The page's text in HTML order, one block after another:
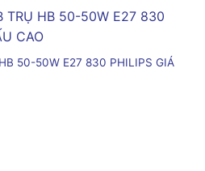
50-50W E27 830 PHILIPS GIÁ